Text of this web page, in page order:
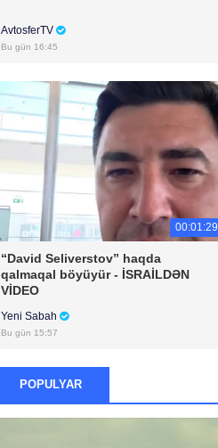
AvtosferTV
Bu gün 16:45
00:01:29
“David Seliverstov” haqda
qalmaqal böyüyür - İSRAİLDƏN
VİDEO
Yeni Sabah
Bu gün 15:57
POPULYAR